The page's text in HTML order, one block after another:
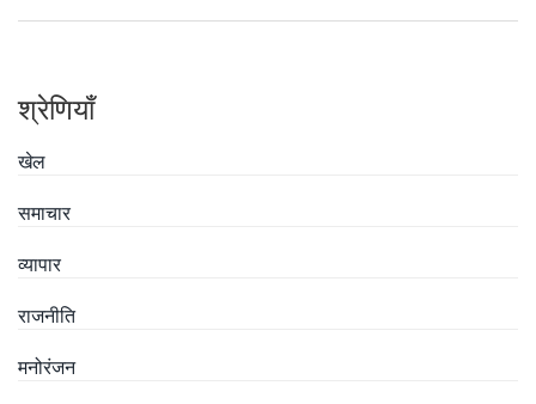
श्रेणियाँ
खेल
समाचार
व्यापार
राजनीति
मनोरंजन